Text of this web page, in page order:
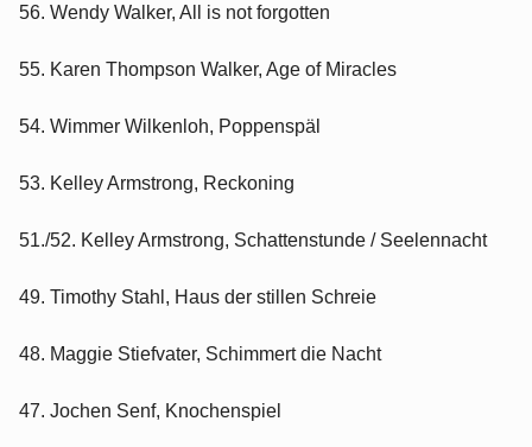
56. Wendy Walker, All is not forgotten
55. Karen Thompson Walker, Age of Miracles
54. Wimmer Wilkenloh, Poppenspäl
53. Kelley Armstrong, Reckoning
51./52. Kelley Armstrong, Schattenstunde / Seelennacht
49. Timothy Stahl, Haus der stillen Schreie
48. Maggie Stiefvater, Schimmert die Nacht
47. Jochen Senf, Knochenspiel